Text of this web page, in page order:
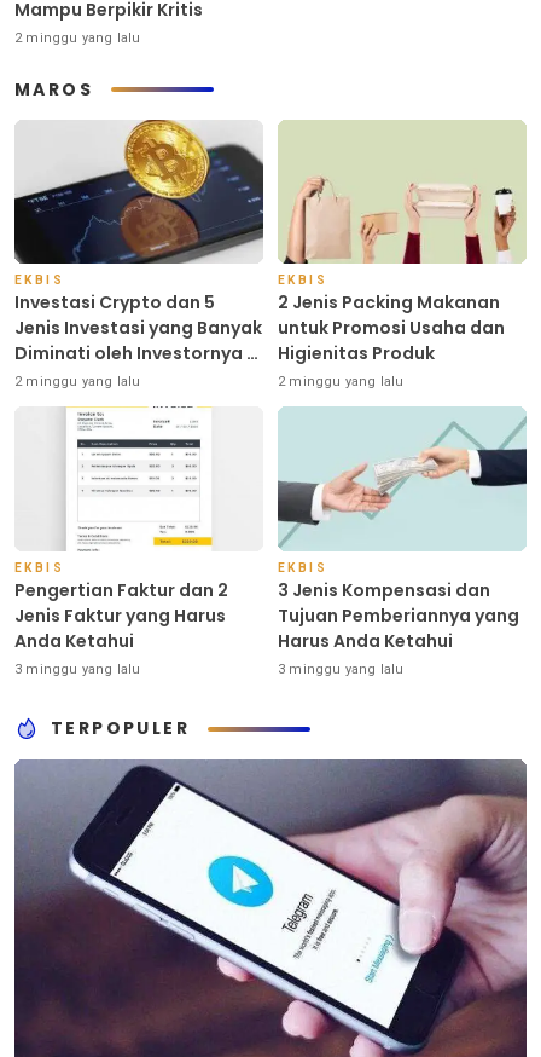
Mampu Berpikir Kritis
2 minggu yang lalu
MAROS
EKBIS
Investasi Crypto dan 5
Jenis Investasi yang Banyak
Diminati oleh Investornya di
Indonesia
2 minggu yang lalu
EKBIS
2 Jenis Packing Makanan
untuk Promosi Usaha dan
Higienitas Produk
2 minggu yang lalu
EKBIS
Pengertian Faktur dan 2
Jenis Faktur yang Harus
Anda Ketahui
3 minggu yang lalu
EKBIS
3 Jenis Kompensasi dan
Tujuan Pemberiannya yang
Harus Anda Ketahui
3 minggu yang lalu
TERPOPULER